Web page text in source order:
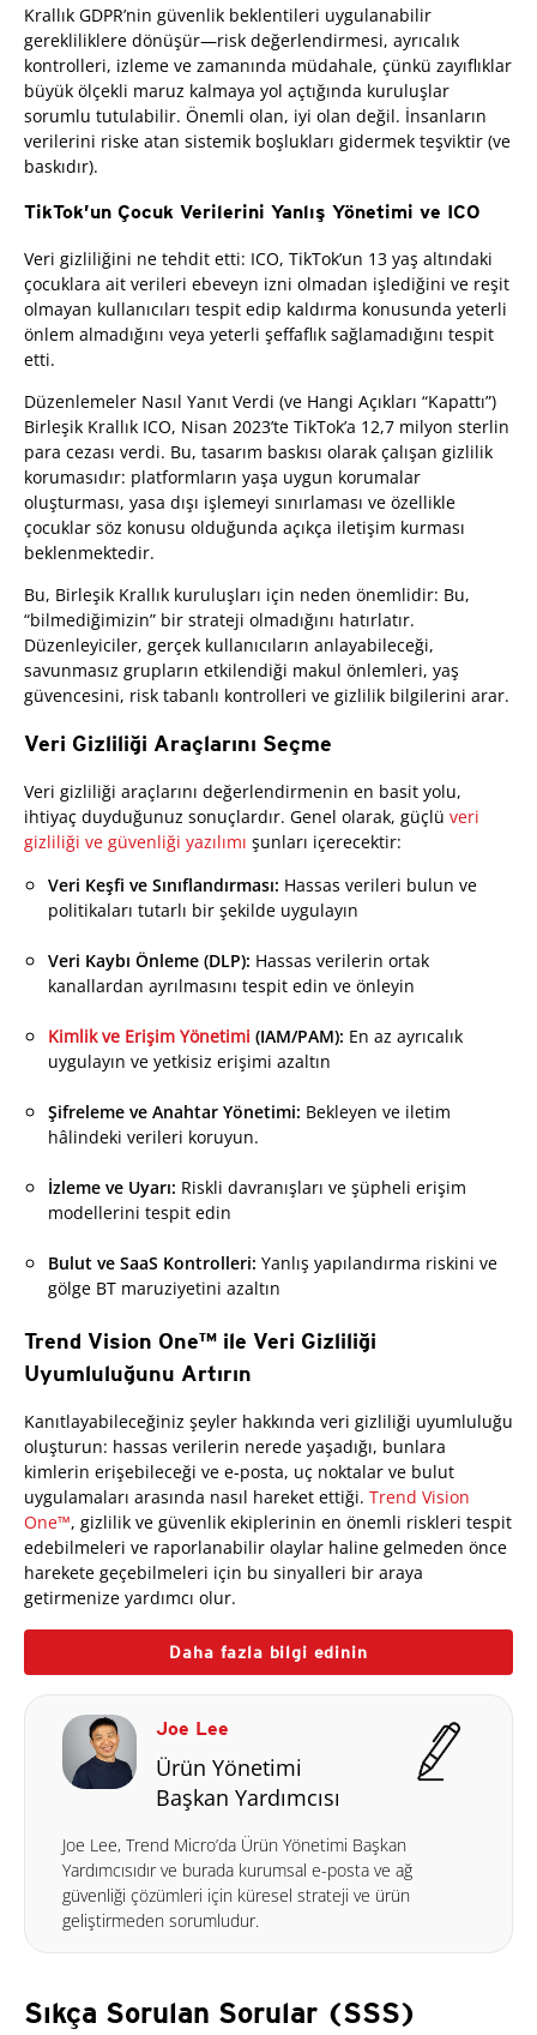
Krallık GDPR’nin güvenlik beklentileri uygulanabilir
gerekliliklere dönüşür—risk değerlendirmesi, ayrıcalık
kontrolleri, izleme ve zamanında müdahale, çünkü zayıflıklar
büyük ölçekli maruz kalmaya yol açtığında kuruluşlar
sorumlu tutulabilir. Önemli olan, iyi olan değil. İnsanların
verilerini riske atan sistemik boşlukları gidermek teşviktir (ve
baskıdır).
TikTok’un Çocuk Verilerini Yanlış Yönetimi ve ICO
Veri gizliliğini ne tehdit etti: ICO, TikTok’un 13 yaş altındaki
çocuklara ait verileri ebeveyn izni olmadan işlediğini ve reşit
olmayan kullanıcıları tespit edip kaldırma konusunda yeterli
önlem almadığını veya yeterli şeffaflık sağlamadığını tespit
etti.
Düzenlemeler Nasıl Yanıt Verdi (ve Hangi Açıkları “Kapattı”)
Birleşik Krallık ICO, Nisan 2023’te TikTok’a 12,7 milyon sterlin
para cezası verdi. Bu, tasarım baskısı olarak çalışan gizlilik
korumasıdır: platformların yaşa uygun korumalar
oluşturması, yasa dışı işlemeyi sınırlaması ve özellikle
çocuklar söz konusu olduğunda açıkça iletişim kurması
beklenmektedir.
Bu, Birleşik Krallık kuruluşları için neden önemlidir: Bu,
“bilmediğimizin” bir strateji olmadığını hatırlatır.
Düzenleyiciler, gerçek kullanıcıların anlayabileceği,
savunmasız grupların etkilendiği makul önlemleri, yaş
güvencesini, risk tabanlı kontrolleri ve gizlilik bilgilerini arar.
Veri Gizliliği Araçlarını Seçme
Veri gizliliği araçlarını değerlendirmenin en basit yolu,
ihtiyaç duyduğunuz sonuçlardır. Genel olarak, güçlü veri
gizliliği ve güvenliği yazılımı şunları içerecektir:
Veri Keşfi ve Sınıflandırması: Hassas verileri bulun ve
politikaları tutarlı bir şekilde uygulayın
Veri Kaybı Önleme (DLP): Hassas verilerin ortak
kanallardan ayrılmasını tespit edin ve önleyin
Kimlik ve Erişim Yönetimi (IAM/PAM): En az ayrıcalık
uygulayın ve yetkisiz erişimi azaltın
Şifreleme ve Anahtar Yönetimi: Bekleyen ve iletim
hâlindeki verileri koruyun.
İzleme ve Uyarı: Riskli davranışları ve şüpheli erişim
modellerini tespit edin
Bulut ve SaaS Kontrolleri: Yanlış yapılandırma riskini ve
gölge BT maruziyetini azaltın
Trend Vision One™ ile Veri Gizliliği
Uyumluluğunu Artırın
Kanıtlayabileceğiniz şeyler hakkında veri gizliliği uyumluluğu
oluşturun: hassas verilerin nerede yaşadığı, bunlara
kimlerin erişebileceği ve e-posta, uç noktalar ve bulut
uygulamaları arasında nasıl hareket ettiği. Trend Vision
One™, gizlilik ve güvenlik ekiplerinin en önemli riskleri tespit
edebilmeleri ve raporlanabilir olaylar haline gelmeden önce
harekete geçebilmeleri için bu sinyalleri bir araya
getirmenize yardımcı olur.
Daha fazla bilgi edinin
Joe Lee
Ürün Yönetimi
Başkan Yardımcısı
Joe Lee, Trend Micro’da Ürün Yönetimi Başkan
Yardımcısıdır ve burada kurumsal e-posta ve ağ
güvenliği çözümleri için küresel strateji ve ürün
geliştirmeden sorumludur.
Sıkça Sorulan Sorular (SSS)